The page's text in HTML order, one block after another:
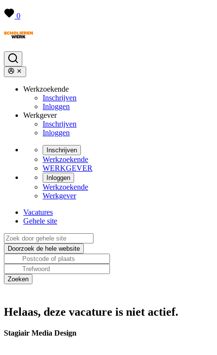
0
Werkzoekende
Inschrijven
Inloggen
Werkgever
Inschrijven
Inloggen
Inschrijven
Werkzoekende
WERKGEVER
Inloggen
Werkzoekende
Werkgever
Vacatures
Gehele site
Helaas, deze vacature is niet actief.
Stagiair Media Design